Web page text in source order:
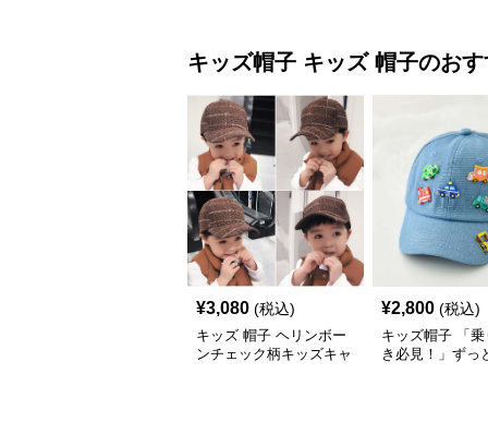
キッズ帽子 キッズ 帽子のお
¥3,080 (税込)
キッズ 帽子 ヘリンボー
ンチェック柄キッズキャ
¥2,800 (税込)
キッズ帽子 「
き必見！」ずっ